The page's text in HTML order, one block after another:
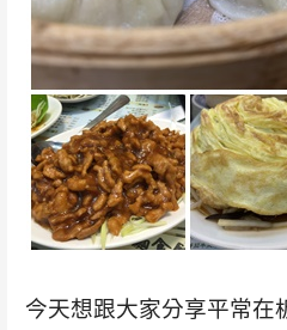
今天想跟大家分享平常在